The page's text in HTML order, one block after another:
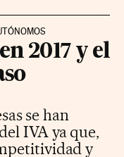
2017 y el
se han
IVA ya que,
y